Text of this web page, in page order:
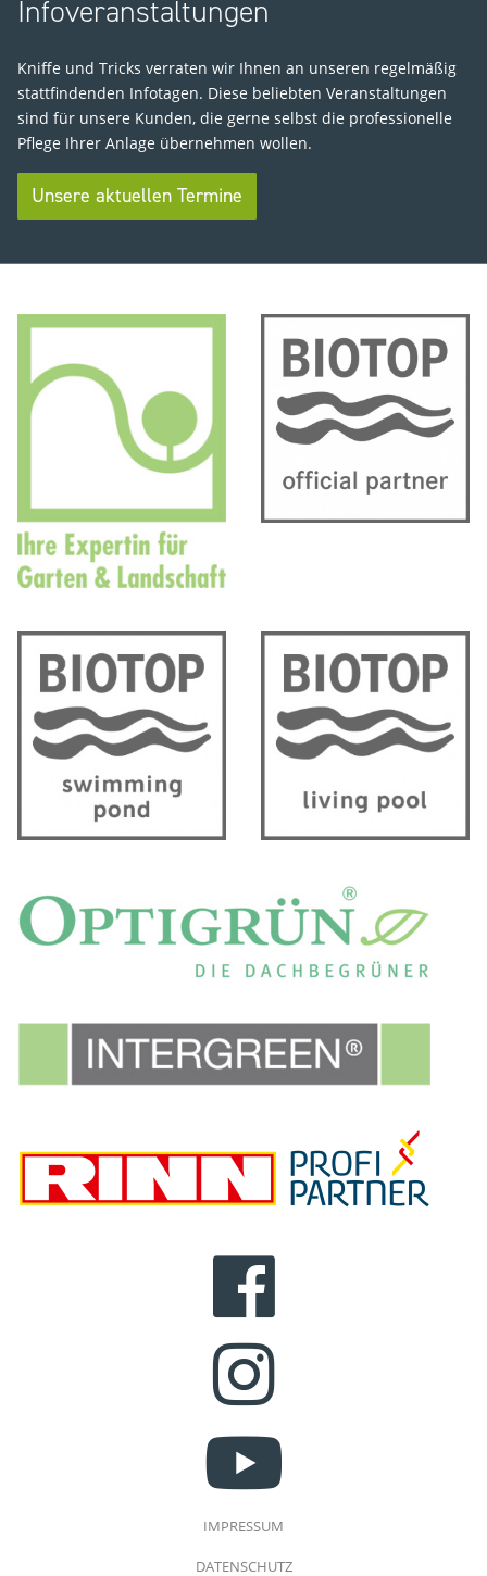
Infoveranstaltungen
Kniffe und Tricks verraten wir Ihnen an unseren regelmäßig
stattfindenden Infotagen. Diese beliebten Veranstaltungen
sind für unsere Kunden, die gerne selbst die professionelle
Pflege Ihrer Anlage übernehmen wollen.
Unsere aktuellen Termine
IMPRESSUM
DATENSCHUTZ